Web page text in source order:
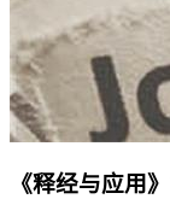
《释经与应用